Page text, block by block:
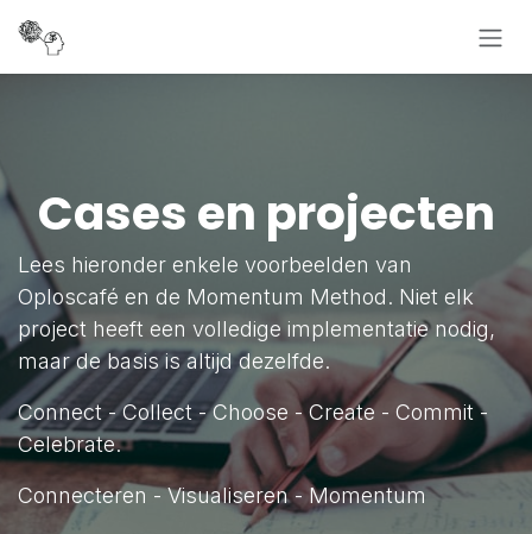
Cases en projecten
Lees hieronder enkele voorbeelden van
Oploscafé en de Momentum Method. Niet elk
project heeft een volledige implementatie nodig,
maar de basis is altijd dezelfde.
Connect - Collect - Choose - Create - Commit -
Celebrate.
Connecteren - Visualiseren - Momentum